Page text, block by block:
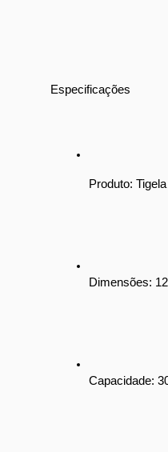
Especificações
Produto:
Dimensões:
Capacidade: